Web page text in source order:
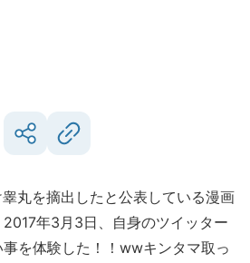
丸を摘出したと公表している漫画
年3月3日、自身のツイッター
を体験した！！wwキンタマ取っ